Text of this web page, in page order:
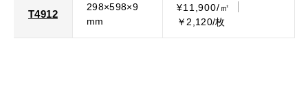
T4912
298×598×9
mm
¥11,900/㎡
￥2,120/枚